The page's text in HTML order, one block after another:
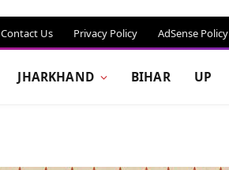
Contact Us Privacy Policy AdSense Policy
JHARKHAND BIHAR UP